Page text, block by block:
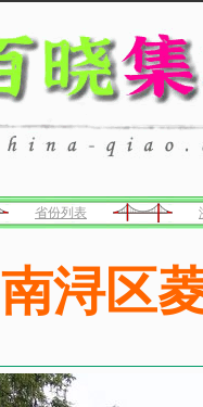
省份列表
南浔区